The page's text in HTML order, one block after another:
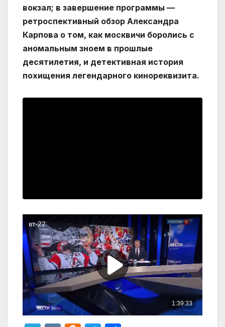
вокзал; в завершение программы —
ретроспективный обзор Александра
Карпова о том, как москвичи боролись с
аномальным зноем в прошлые
десятилетия, и детективная история
похищения легендарного кинореквизита.